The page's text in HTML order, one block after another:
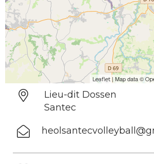
Leaflet | Map data ©
Lieu-dit Dossen
Santec